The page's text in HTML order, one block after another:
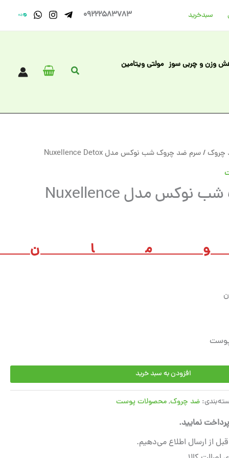
سبد‌خرید 09222583783
وزن و چربی سوز مولتی ویتامین
جستجو
چروک/ سرم ضد چروک شب نوکس مدل Nuxellence Detox
سرم ضد چروک شب نوکس مدل Nuxellence
افزودن به سبد خرید
ضد چروک,محصولات پوست
نمایید.
از ارسال اطلاع می‌دهیم.